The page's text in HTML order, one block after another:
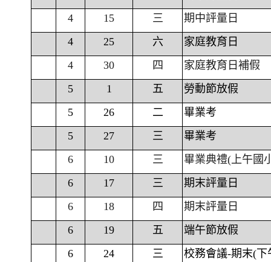
4
15 三
期中評量日
4
25 六
家庭教育日
4
30 四
家庭教育日補假
5
1 五
勞動節放假
5
26 二
畢業考
5
27 三
畢業考
6
10 三
畢業典禮(上午國
6
17 三
期末評量日
6
18 四
期末評量日
6
19 五
端午節放假
6
24 三
校務會議-期末(下